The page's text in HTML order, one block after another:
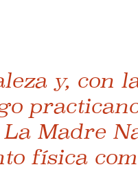
y, con
Madre
física